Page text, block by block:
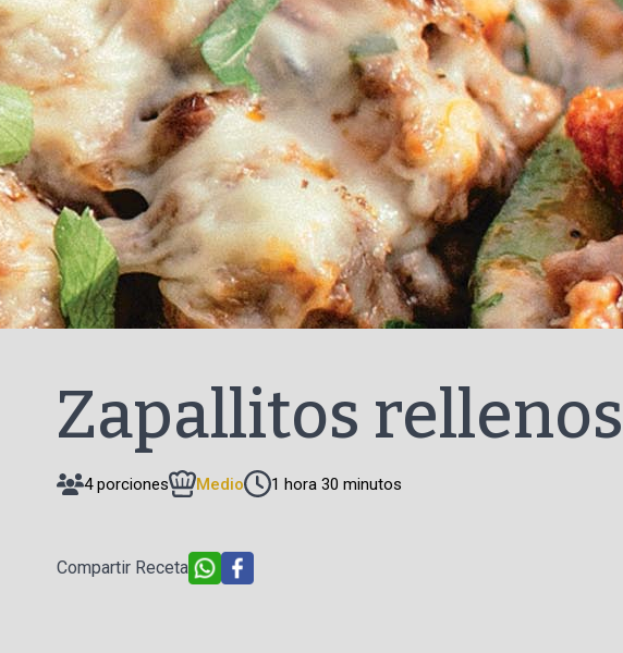
Zapallitos rellenos
4 porciones Medio 1 hora 30 minutos
Compartir Receta